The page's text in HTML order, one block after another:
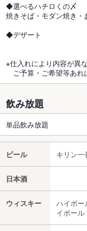
◆選べるハチロくの〆
焼きそば・モダン焼き
◆デザート
※仕入れにより内容が異
ご予算・ご希望等あれ
飲み放題
単品飲み放題
ビール キリン一
日本酒
ウィスキー
ハイボー
イボール